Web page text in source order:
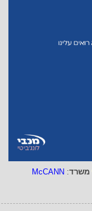
משרד:
McCANN